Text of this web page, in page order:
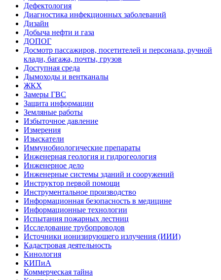
Дефектология
Диагностика инфекционных заболеваний
Дизайн
Добыча нефти и газа
ДОПОГ
Досмотр пассажиров, посетителей и персонала, ручной
клади, багажа, почты, грузов
Доступная среда
Дымоходы и вентканалы
ЖКХ
Замеры ГВС
Защита информации
Земляные работы
Избыточное давление
Измерения
Изыскатели
Иммунобиологические препараты
Инженерная геология и гидрогеология
Инженерное дело
Инженерные системы зданий и сооружений
Инструктор первой помощи
Инструментальное производство
Информационная безопасность в медицине
Информационные технологии
Испытания пожарных лестниц
Исследование трубопроводов
Источники ионизирующего излучения (ИИИ)
Кадастровая деятельность
Кинология
КИПиА
Коммерческая тайна